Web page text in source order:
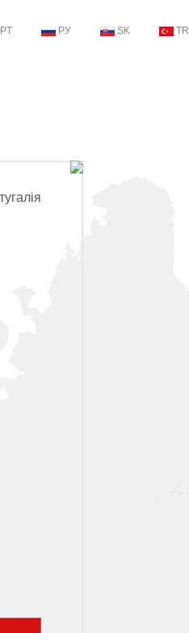
PT РУ SK TR